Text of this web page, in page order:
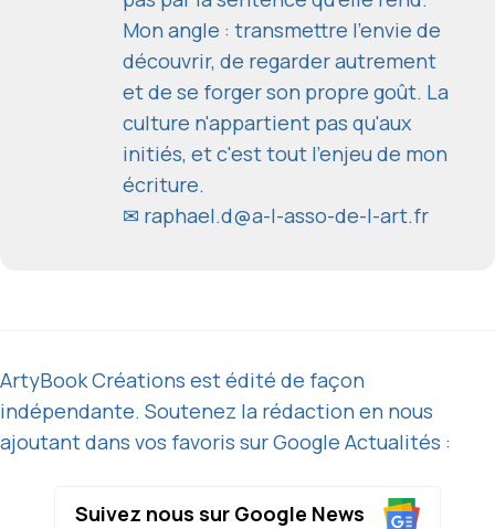
Mon angle : transmettre l'envie de
découvrir, de regarder autrement
et de se forger son propre goût. La
culture n'appartient pas qu'aux
initiés, et c'est tout l'enjeu de mon
écriture.
✉ raphael.d@a-l-asso-de-l-art.fr
ArtyBook Créations est édité de façon
indépendante. Soutenez la rédaction en nous
ajoutant dans vos favoris sur Google Actualités :
Suivez nous sur Google News